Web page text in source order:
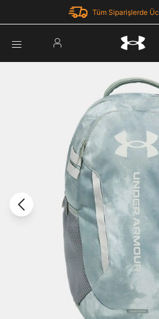
Tüm Siparişlerde
Şifremi Unuttum
Giriş Yap
Under Armour'da yeni
Üye Olmadan
Parola Yenileme
Parolayı Yenile
Giriş Sayfasına
Zaten